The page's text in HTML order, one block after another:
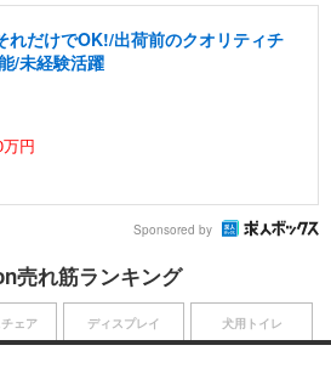
れだけでOK!/出荷前のクオリティチ
/未経験活躍
円
Sponsored by
売れ筋ランキング
ェア ディスプレイ 犬用トイレ